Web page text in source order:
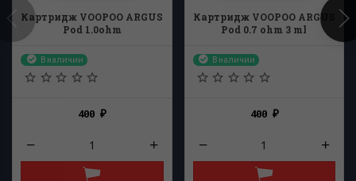
Картридж VOOPOO ARGUS
Pod 1.0ohm
В наличии
400₽
Картридж VOOPOO ARGUS
Pod 0.7 ohm 3 ml
В наличии
400 ₽